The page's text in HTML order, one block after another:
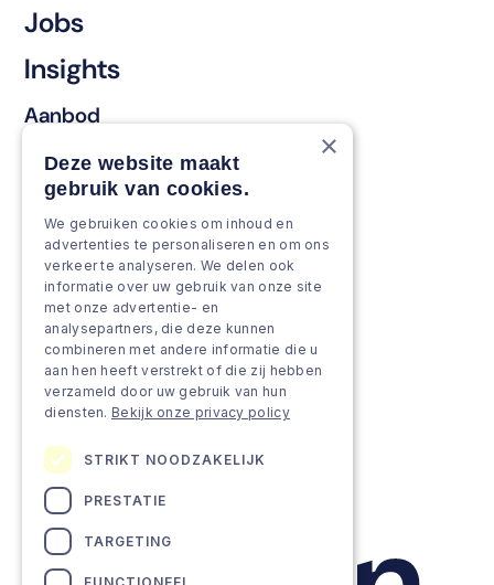
Jobs
Insights
Aanbod
Behouden & vernieuwen
Versterken & verbreden
Groeien & innoveren
Aanpak
Projecten
Team as a service
×
Deze website maakt
gebruik van cookies.
We gebruiken cookies om inhoud en
advertenties te personaliseren en om ons
verkeer te analyseren. We delen ook
informatie over uw gebruik van onze site
met onze advertentie- en
analysepartners, die deze kunnen
combineren met andere informatie die u
aan hen heeft verstrekt of die zij hebben
verzameld door uw gebruik van hun
diensten. Bekijk onze privacy policy
STRIKT NOODZAKELIJK
PRESTATIE
TARGETING
FUNCTIONEEL